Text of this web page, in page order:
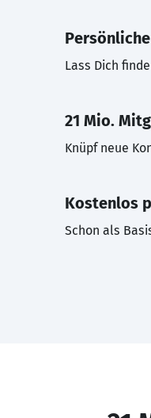
Lass Dich
21 Mio.
Knüpf neue
Kostenlos
Schon als